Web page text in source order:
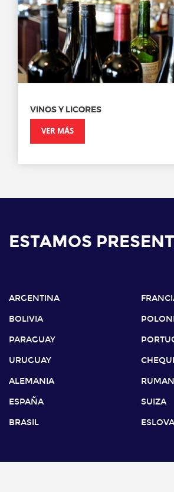
VINOS Y LICORES
VER MÁS
ESTAMOS
ARGENTINA
BOLIVIA
PARAGUAY
URUGUAY
ALEMANIA
ESPAÑA
BRASIL
SUIZA